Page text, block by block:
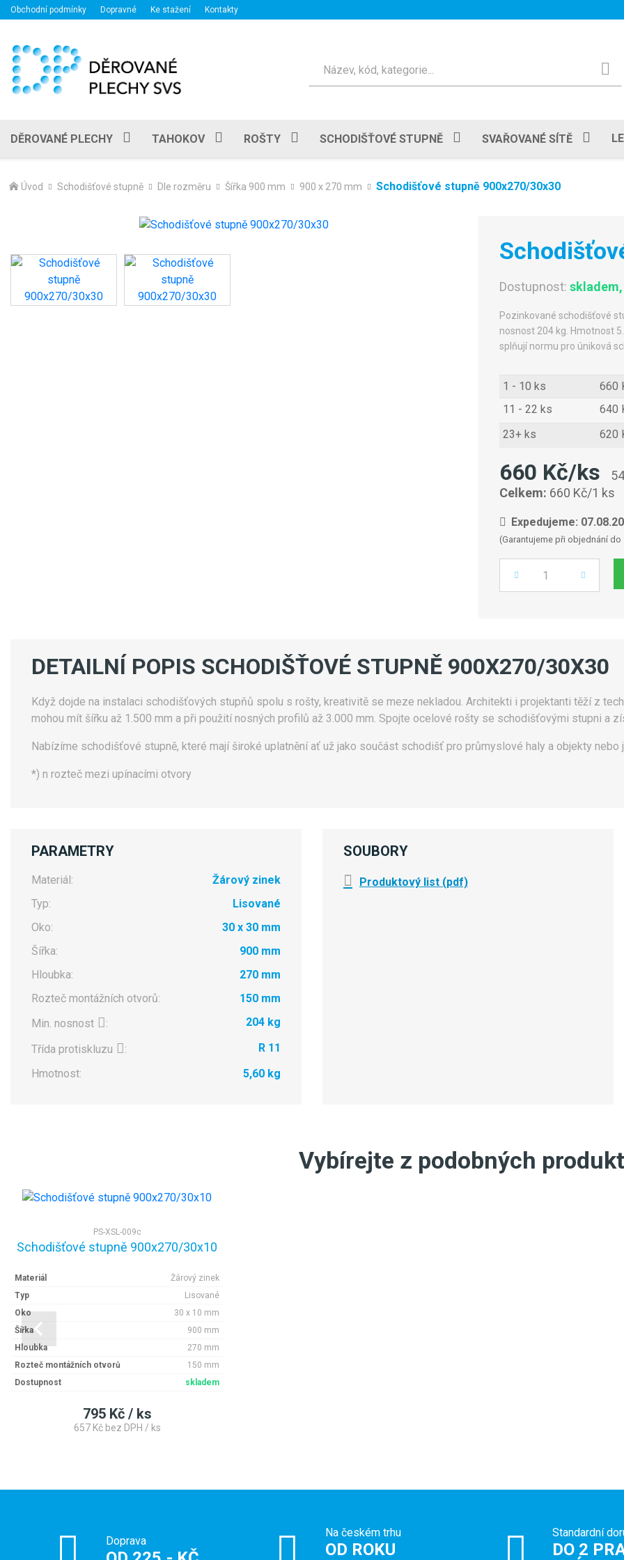
Obchodní podmínky Dopravné Ke stažení Kontakty
DĚROVANÉ PLECHY TAHOKOV ROŠTY SCHODIŠŤOVÉ STUPNĚ SVAŘOVANÉ SÍTĚ
Úvod Schodišťové stupně Dle rozměru Šířka 900 mm 900 x 270 mm Schodišťové stupně 900x270/30x30
Dostupnost:
Pozinkované schodišťové
nosnost 204 kg. Hmotnost
splňují normu pro úniková
1 - 10 ks
660
11 - 22 ks
640
23+ ks
620
660 Kč/ks
Celkem: 660 Kč/1 ks
Expedujeme:
(Garantujeme při objednání
Počet
DETAILNÍ POPIS SCHODIŠŤOVÉ STUPNĚ 900X270/30X30
Když dojde na instalaci schodišťových stupňů spolu s rošty, kreativitě se meze nekladou. Architekti i projektanti těží z
mohou mít šířku až 1.500 mm a při použití nosných profilů až 3.000 mm. Spojte ocelové rošty se schodišťovými stupni a
Nabízíme schodišťové stupně, které mají široké uplatnění ať už jako součást schodišť pro průmyslové haly a objekty
*) n rozteč mezi upínacími otvory
PARAMETRY
Materiál:
Žárový zinek
Typ:
Lisované
Oko:
30 x 30 mm
Šířka:
900 mm
Hloubka:
270 mm
Rozteč montážních otvorů:
150 mm
Min. nosnost
: 204 kg
Třída protiskluzu :
R 11
Hmotnost:
5,60 kg
SOUBORY
Produktový list (pdf)
Vybírejte z podobných
PS-XSL-009c
Schodišťové stupně 900x270/30x10
Materiál
Žárový zinek
Typ
Lisované
Oko
30 x 10 mm
Šířka
900 mm
Hloubka
270 mm
Rozteč montážních otvorů
150 mm
Dostupnost
skladem
795 Kč / ks
657 Kč bez DPH / ks
Doprava
Na českém trhu
OD ROKU
Standardní
DO 2